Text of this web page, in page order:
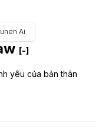
Ai
[-]
yêu của bản thân